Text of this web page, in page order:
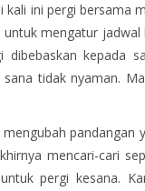
ini pergi bersama
mengatur
kepada
tidak nyaman.
pandangan
mencari-cari
pergi kesana.